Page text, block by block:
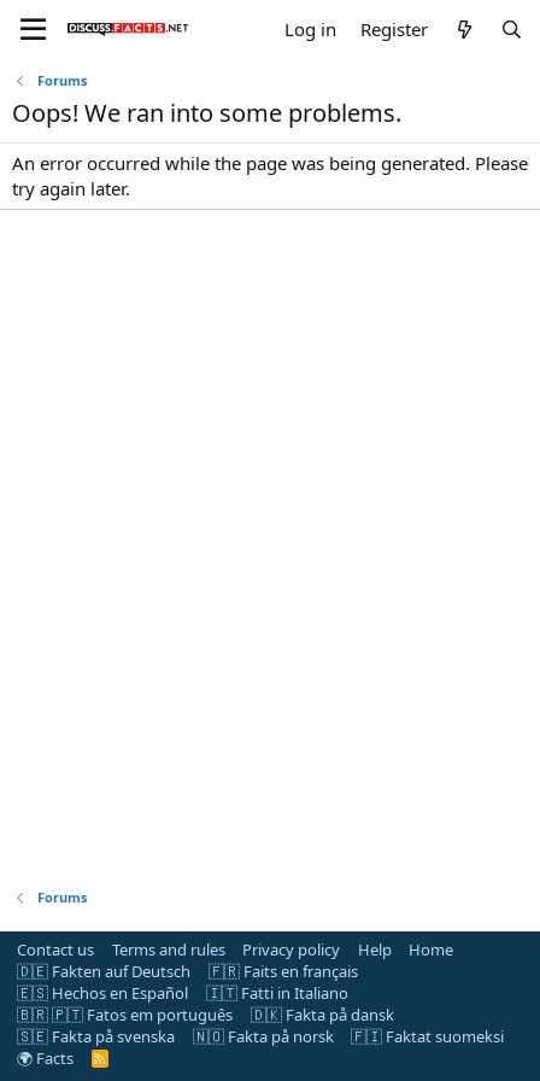
Log in Register
Forums
Oops! We ran into some problems.
An error occurred while the page was being generated. Please
try again later.
Forums
Contact us Terms and rules Privacy policy Help
Home
🇩🇪 Fakten auf Deutsch
🇫🇷 Faits en français
🇪🇸 Hechos en Español
🇮🇹 Fatti in Italiano
🇧🇷 🇵🇹 Fatos em português
🇩🇰 Fakta på dansk
🇸🇪 Fakta på svenska
🇳🇴 Fakta på norsk
🇫🇮 Faktat suomeksi
🌍 Facts
R